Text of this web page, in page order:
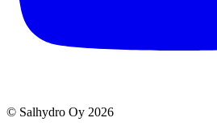
© Salhydro Oy 2026